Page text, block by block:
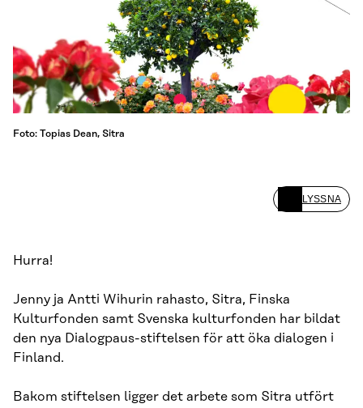
Foto: Topias Dean, Sitra
LYSSNA
Hurra!
Jenny ja Antti Wihurin rahasto, Sitra, Finska
Kulturfonden samt Svenska kulturfonden har bildat
den nya Dialogpaus-stiftelsen för att öka dialogen i
Finland.
Bakom stiftelsen ligger det arbete som Sitra utfört